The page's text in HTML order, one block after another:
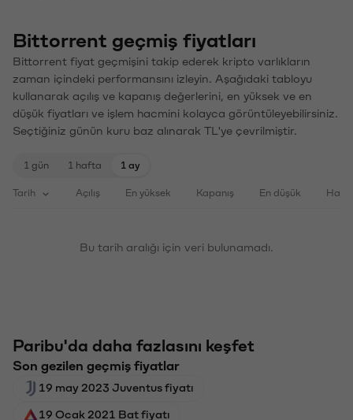
Bittorrent geçmiş fiyatları
Bittorrent fiyat geçmişini takip ederek kripto varlıkların
zaman içindeki performansını izleyin. Aşağıdaki tabloyu
kullanarak açılış ve kapanış değerlerini, en yüksek ve en
düşük fiyatları ve işlem hacmini kolayca görüntüleyebilirsiniz.
Seçtiğiniz günün kuru baz alınarak TL'ye çevrilmiştir.
1 gün 1 hafta 1 ay
Tarih Açılış En yüksek Kapanış En düşük
Bu tarih aralığı için veri bulunamadı.
Paribu'da daha fazlasını keşfet
Son gezilen geçmiş fiyatlar
19 may 2023 Juventus fiyatı
19 Ocak 2021 Bat fiyatı